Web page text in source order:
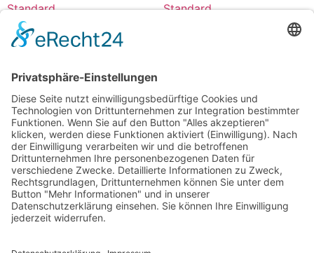
Button /
ab0,37€/ Stück
Optionen wählen
ab0,41 € /Stück
Optionen wählen
Shop Lieferbedingungen